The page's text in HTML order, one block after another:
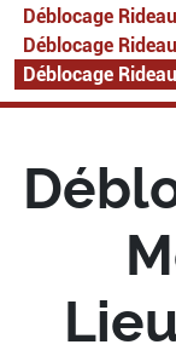
Déblocage
Déblocage
Déblocage